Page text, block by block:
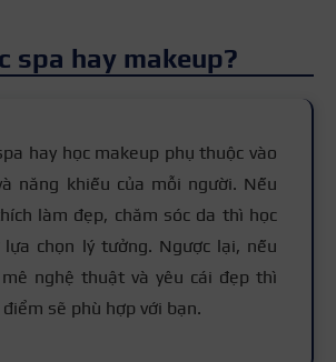
spa hay makeup?
hay học makeup phụ thuộc vào
năng khiếu của mỗi người. Nếu
làm đẹp, chăm sóc da thì học
chọn lý tưởng. Ngược lại, nếu
nghệ thuật và yêu cái đẹp thì
sẽ phù hợp với bạn.